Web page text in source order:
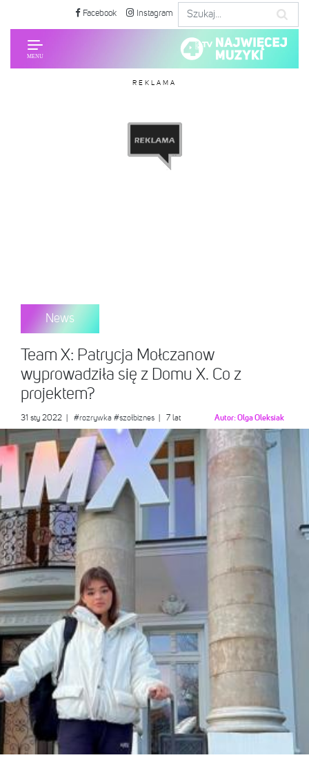
Facebook Instagram
REKLAMA
News
Team X: Patrycja Mołczanow
wyprowadziła się z Domu X. Co z
projektem?
31 sty 2022 #rozrywka #szołbiznes | 7 lat Autor:Olga Oleksiak